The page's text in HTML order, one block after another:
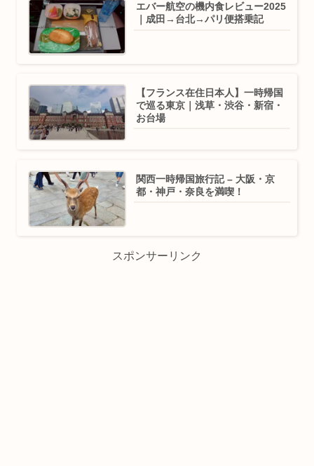
エバー航空の機内食レビュー2025
｜成田→台北→パリ便搭乗記
【フランス在住日本人】一時帰国
で巡る東京｜浅草・渋谷・新宿・
お台場
関西一時帰国旅行記 – 大阪・京
都・神戸・奈良を満喫！
スポンサーリンク